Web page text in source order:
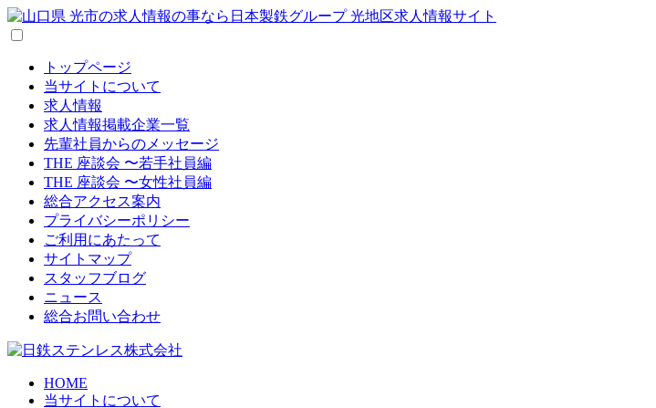
トップページ
当サイトについて
求人情報
求人情報掲載企業一覧
先輩社員からのメッセージ
THE 座談会 〜若手社員編
THE 座談会 〜女性社員編
総合アクセス案内
プライバシーポリシー
ご利用にあたって
サイトマップ
スタッフブログ
ニュース
総合お問い合わせ
HOME
当サイトについて